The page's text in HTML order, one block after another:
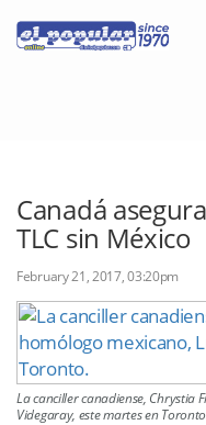
Classifieds
Categorías
Iniciar sesión
Canadá
TLC sin México
February 21, 2017, 03:20pm
La canciller canadiense, Chrystia
Videgaray, este martes en